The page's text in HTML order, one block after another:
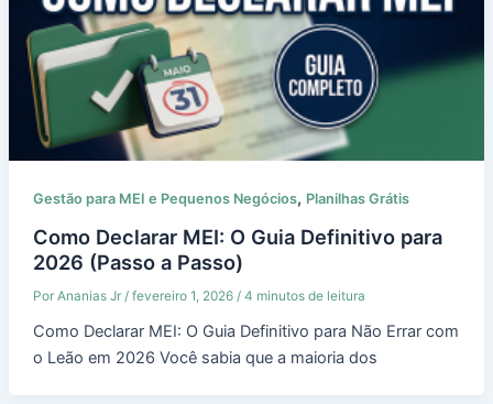
Gestão para MEI e Pequenos Negócios, Planilhas Grátis
Como Declarar MEI: O Guia Definitivo para
2026 (Passo a Passo)
Por Ananias Jr / fevereiro 1, 2026 / 4 minutos de leitura
Como Declarar MEI: O Guia Definitivo para Não Errar com
o Leão em 2026 Você sabia que a maioria dos